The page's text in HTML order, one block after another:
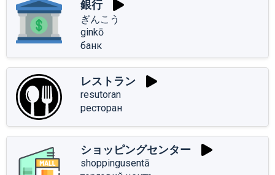
銀行
ぎんこう
ginkō
банк
レストラン
resutoran
ресторан
ショッピングセンター
shoppingusentā